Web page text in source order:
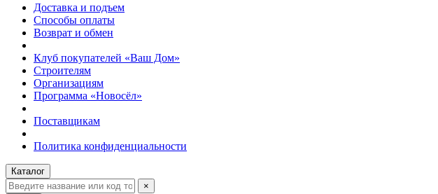
Доставка и подъем
Способы оплаты
Возврат и обмен
Клуб покупателей «Ваш Дом»
Строителям
Организациям
Программа «Новосёл»
Поставщикам
Политика конфиденциальности
Каталог
×